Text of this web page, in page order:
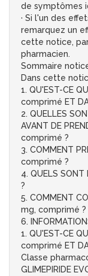
de symptômes
· Si l'un des
remarquez un
cette notice,
pharmacien.
Sommaire
Dans cette
1. QU'EST-CE
comprimé ET
2. QUELLES
AVANT DE
comprimé ?
3. COMMENT
comprimé ?
4. QUELS SONT
?
5. COMMENT
mg, comprimé ?
6.
1. QU'EST-CE
comprimé ET
Classe
GLIMEPIRIDE